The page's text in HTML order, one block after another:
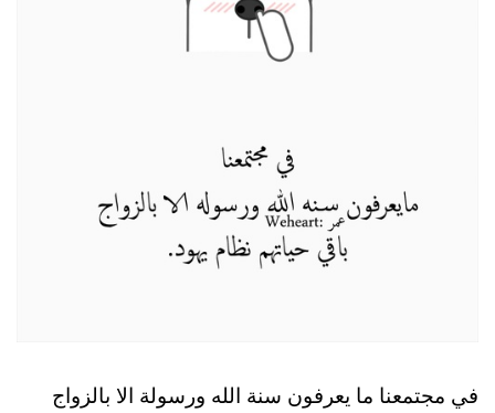
في مجتمعنا ما يعرفون سنة الله ورسولة الا بالزواج